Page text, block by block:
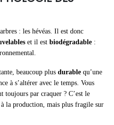
: les hévéas. Il est donc
et il est biodégradable :
beaucoup plus durable qu’une
à s’altérer avec le temps. Vous
toujours par craquer ? C’est le
la production, mais plus fragile sur